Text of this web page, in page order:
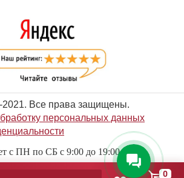
2021. Все права защищены.
персональных данных
с ПН по СБ с 9:00 до 19:00
0